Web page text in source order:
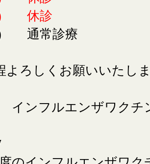
) 休診
) 通常診療
よろしくお願いいたし
インフルエンザワクチ